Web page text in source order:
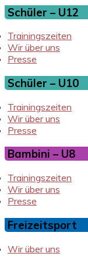
Schüler – U12
Trainingszeiten
Wir über uns
Presse
Schüler – U10
Trainingszeiten
Wir über uns
Presse
Bambini – U8
Trainingszeiten
Wir über uns
Presse
Freizeitsport
Wir über uns